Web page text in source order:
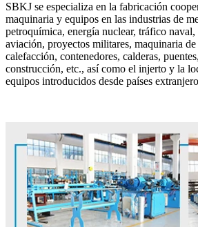
SBKJ se especializa en la fabricación
maquinaria y equipos en las industrias de
petroquímica, energía nuclear, tráfico naval,
aviación, proyectos militares, maquinaria
calefacción, contenedores, calderas,
construcción, etc., así como el injerto y la
equipos introducidos desde países